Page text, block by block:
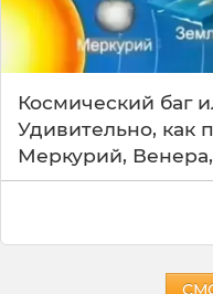
Космический баг
Удивительно, как
Меркурий,